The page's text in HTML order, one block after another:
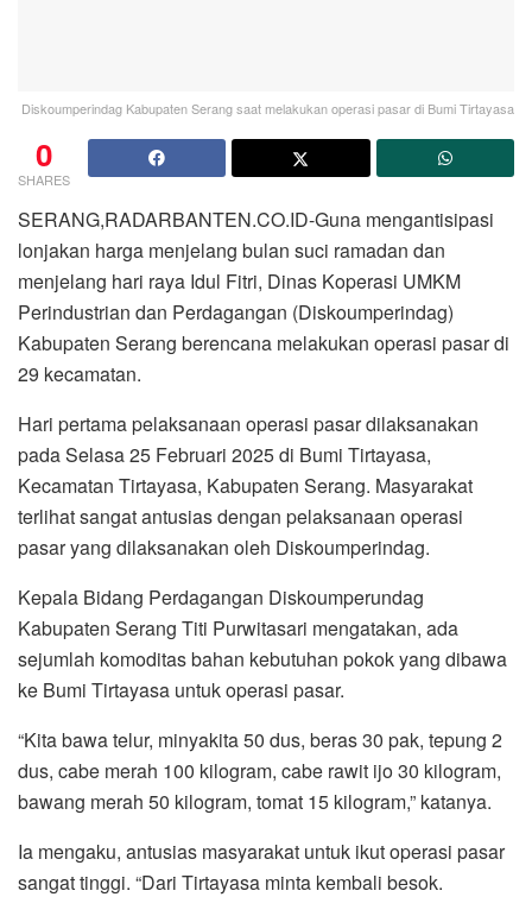
Diskoumperindag Kabupaten Serang saat melakukan operasi pasar di Bumi Tirtayasa
0
SHARES
SERANG,RADARBANTEN.CO.ID-Guna mengantisipasi
lonjakan harga menjelang bulan suci ramadan dan
menjelang hari raya Idul Fitri, Dinas Koperasi UMKM
Perindustrian dan Perdagangan (Diskoumperindag)
Kabupaten Serang berencana melakukan operasi pasar di
29 kecamatan.
Hari pertama pelaksanaan operasi pasar dilaksanakan
pada Selasa 25 Februari 2025 di Bumi Tirtayasa,
Kecamatan Tirtayasa, Kabupaten Serang. Masyarakat
terlihat sangat antusias dengan pelaksanaan operasi
pasar yang dilaksanakan oleh Diskoumperindag.
Kepala Bidang Perdagangan Diskoumperundag
Kabupaten Serang Titi Purwitasari mengatakan, ada
sejumlah komoditas bahan kebutuhan pokok yang dibawa
ke Bumi Tirtayasa untuk operasi pasar.
“Kita bawa telur, minyakita 50 dus, beras 30 pak, tepung 2
dus, cabe merah 100 kilogram, cabe rawit ijo 30 kilogram,
bawang merah 50 kilogram, tomat 15 kilogram,” katanya.
Ia mengaku, antusias masyarakat untuk ikut operasi pasar
sangat tinggi. “Dari Tirtayasa minta kembali besok.